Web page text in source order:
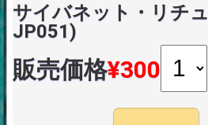
サイバネット・リチ
JP051)
販売価格¥300